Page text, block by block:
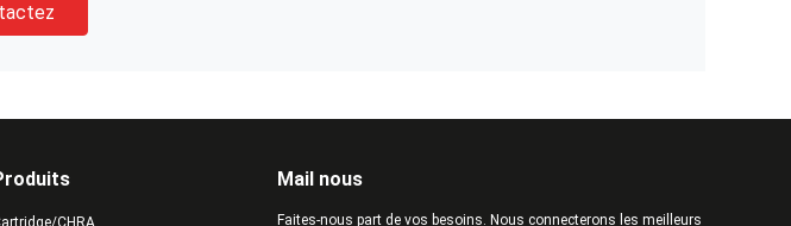
CHRA
Mail nous
Faites-nous part de vos besoins. Nous connecterons les meilleurs